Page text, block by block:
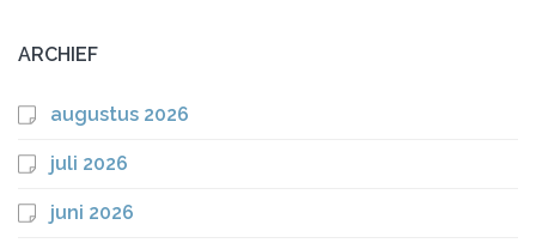
ARCHIEF
augustus 2026
juli 2026
juni 2026